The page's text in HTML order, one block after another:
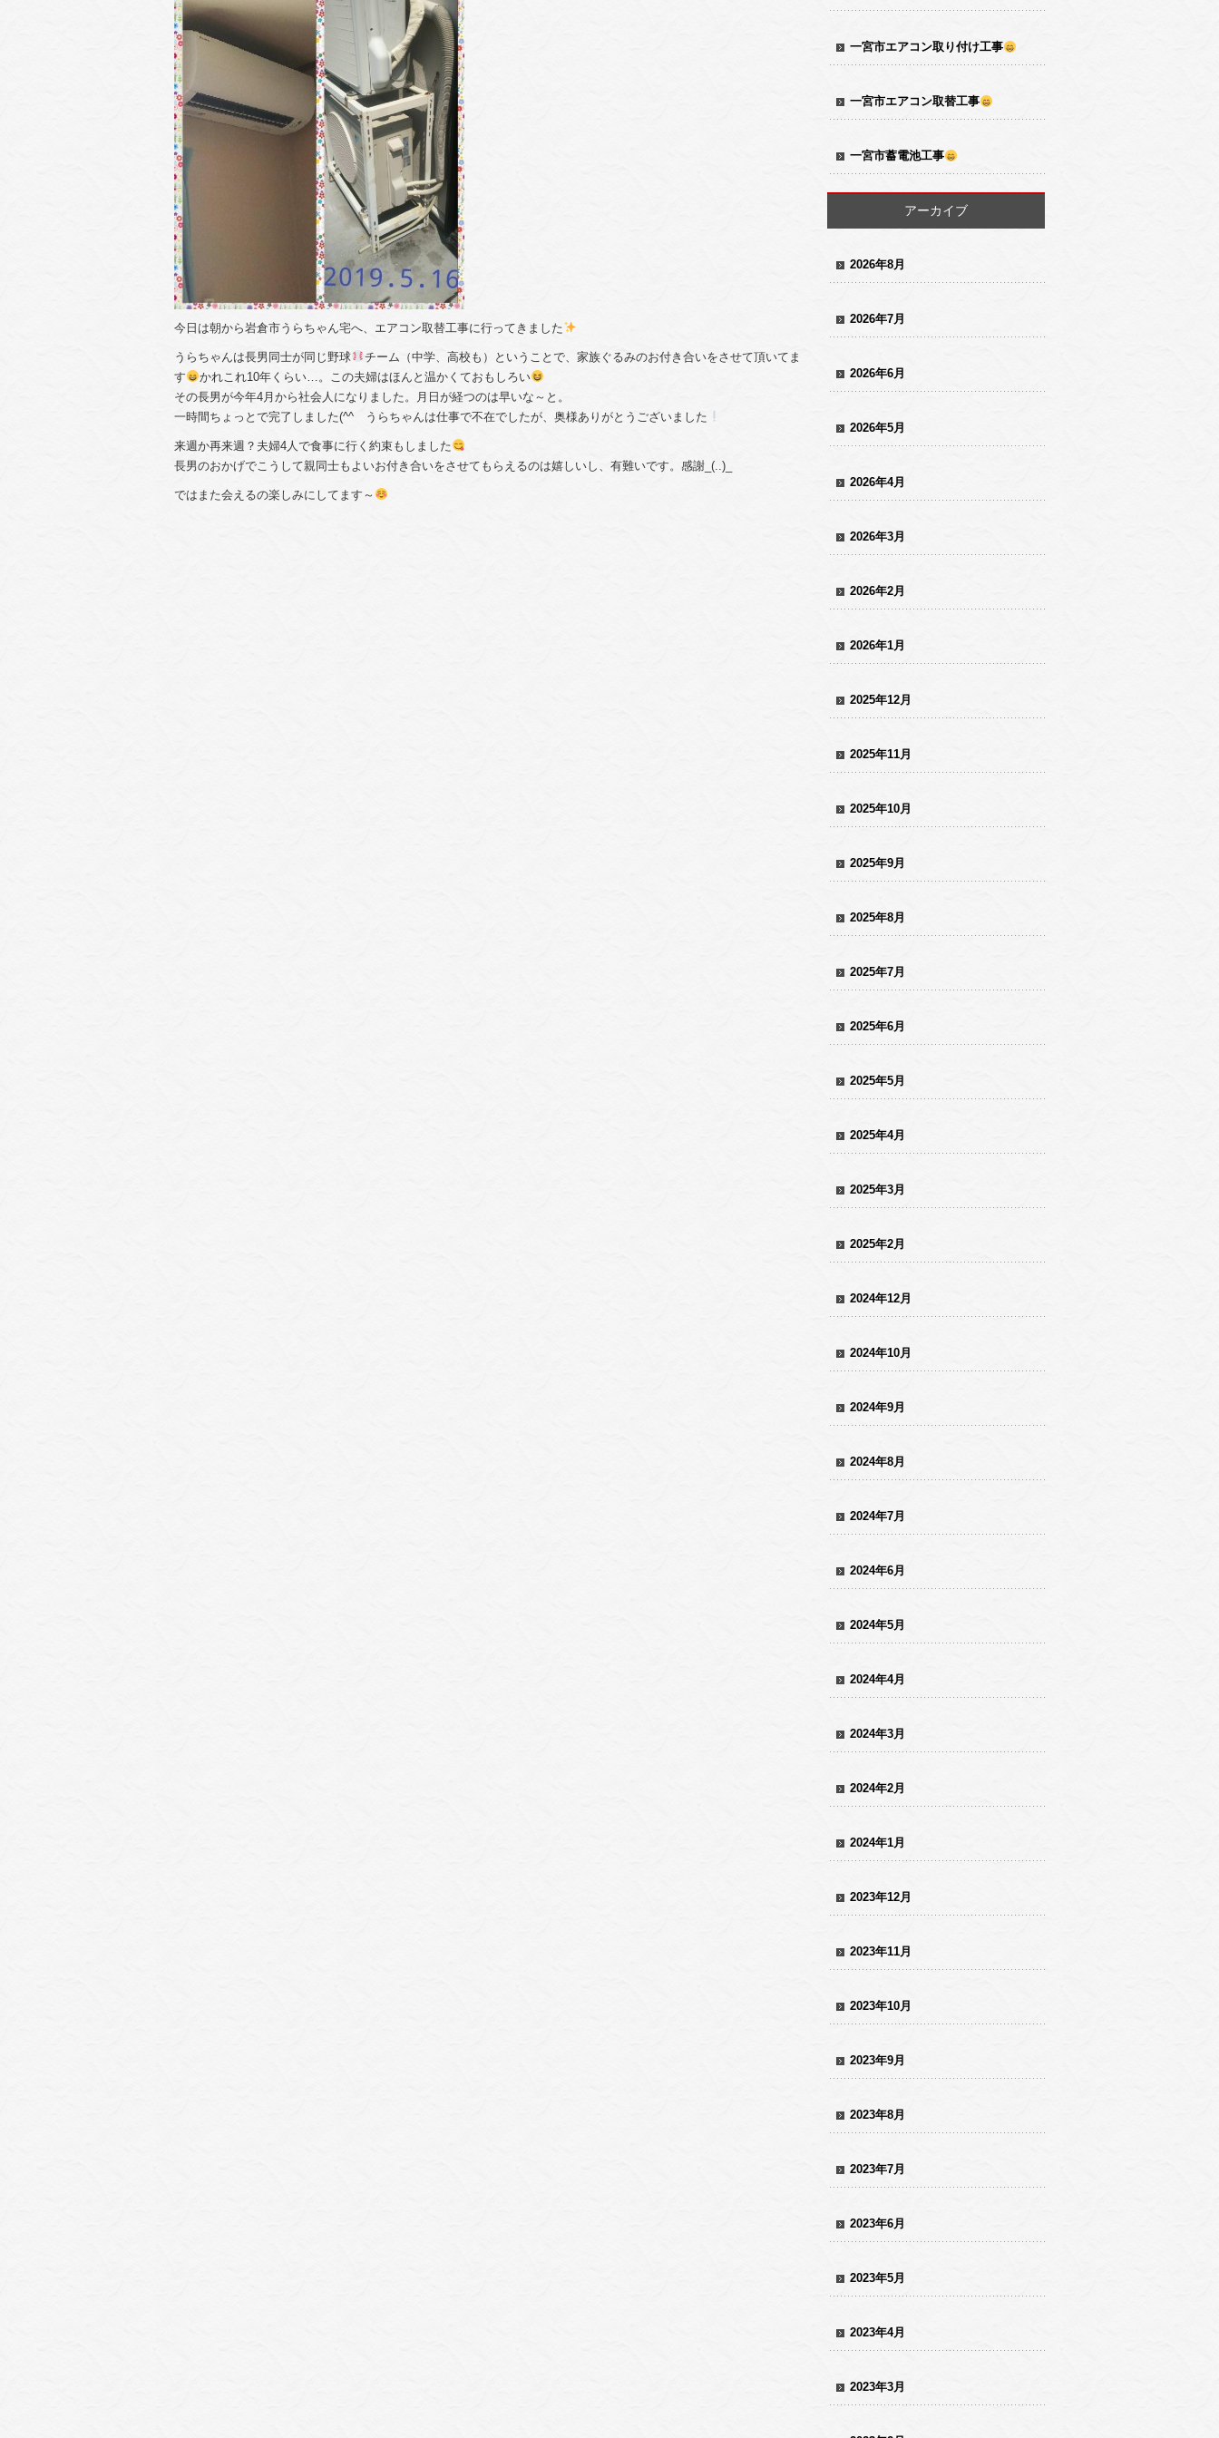
今日は朝から岩倉市うらちゃん宅へ、エアコン取替工事に行ってきました
うらちゃんは長男同士が同じ野球
チーム（中学、高校も）ということで、家族ぐるみのお付き合いをさせて頂いてま
す
かれこれ10年くらい…。この夫婦はほんと温かくておもしろい
その長男が今年4月から社会人になりました。月日が経つのは早いな～と。
一時間ちょっとで完了しました(^^ゞうらちゃんは仕事で不在でしたが、奥様ありがとうございました
来週か再来週？夫婦4人で食事に行く約束もしました
長男のおかげでこうして親同士もよいお付き合いをさせてもらえるのは嬉しいし、有難いです。感謝_(..)_
ではまた会えるの楽しみにしてます～
一宮市エアコン取り付け工事
一宮市エアコン取替工事
一宮市蓄電池工事
アーカイブ
2026年8月
2026年7月
2026年6月
2026年5月
2026年4月
2026年3月
2026年2月
2026年1月
2025年12月
2025年11月
2025年10月
2025年9月
2025年8月
2025年7月
2025年6月
2025年5月
2025年4月
2025年3月
2025年2月
2024年12月
2024年10月
2024年9月
2024年8月
2024年7月
2024年6月
2024年5月
2024年4月
2024年3月
2024年2月
2024年1月
2023年12月
2023年11月
2023年10月
2023年9月
2023年8月
2023年7月
2023年6月
2023年5月
2023年4月
2023年3月